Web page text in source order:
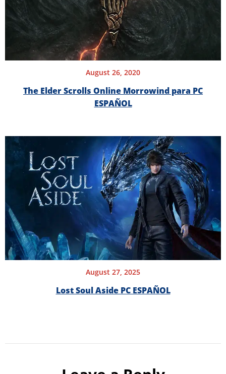
August 26, 2020
The Elder Scrolls Online Morrowind para PC
ESPAÑOL
August 27, 2025
Lost Soul Aside PC ESPAÑOL